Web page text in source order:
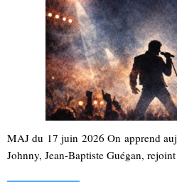
MAJ du 17 juin 2026 On apprend
Johnny, Jean-Baptiste Guégan,